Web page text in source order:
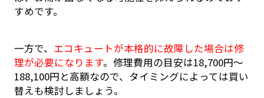
すめです。
一方で、 エコキュートが本格的に故障した場合は修
理が必要になります。修理費用の目安は18,700円～
188,100円と高額なので、タイミングによっては買い
替えも検討しましょう。